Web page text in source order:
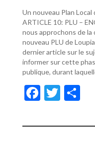
Un nouveau Plan Local
ARTICLE 10: PLU –
nous approchons de la
nouveau PLU de
dernier article sur le
informer sur cette
publique, durant
F
e
T
itt ta